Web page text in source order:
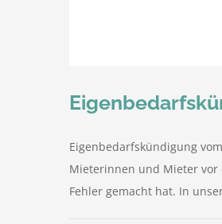
Eigenbedarfskündigung
Mieterinnen und Mieter
Fehler gemacht hat. In